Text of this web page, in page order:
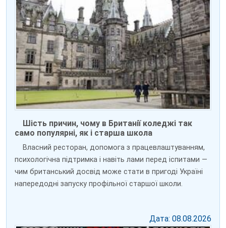
Шість причин, чому в Британії коледжі так
само популярні, як і старша школа
Власний ресторан, допомога з працевлаштуванням,
психологічна підтримка і навіть лами перед іспитами —
чим британський досвід може стати в пригоді Україні
напередодні запуску профільної старшої школи.
Дата: 08.08.2026